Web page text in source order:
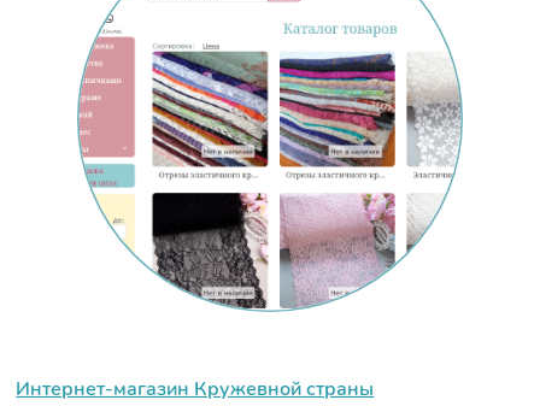
Интернет-магазин Кружевной страны